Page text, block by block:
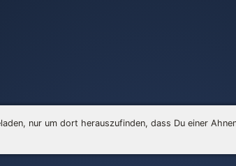
nur um dort herauszufinden, dass Du einer